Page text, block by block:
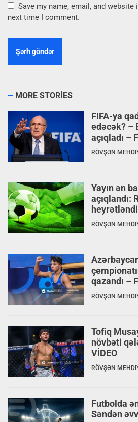
Save my name, email, and
next time I comment.
MORE STORIES
FIFA-ya
edəcək? –
açıqladı –
RÖVŞƏN
Yayın ən
açıqlandı:
RÖVŞƏN
qazandı –
RÖVŞƏN
Tofiq
növbəti
VİDEO
RÖVŞƏN
Futbolda
Səndən